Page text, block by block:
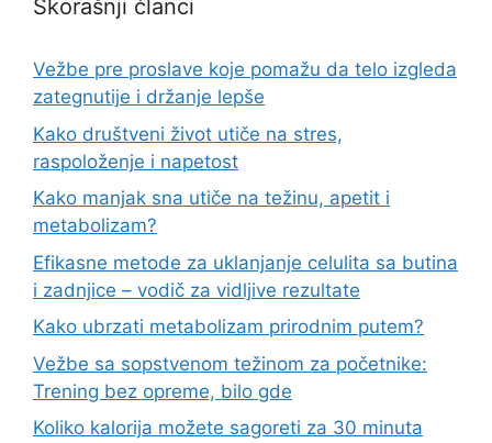
Skorašnji članci
Vežbe pre proslave koje pomažu da telo izgleda
zategnutije i držanje lepše
Kako društveni život utiče na stres,
raspoloženje i napetost
Kako manjak sna utiče na težinu, apetit i
metabolizam?
Efikasne metode za uklanjanje celulita sa butina
i zadnjice – vodič za vidljive rezultate
Kako ubrzati metabolizam prirodnim putem?
Vežbe sa sopstvenom težinom za početnike:
Trening bez opreme, bilo gde
Koliko kalorija možete sagoreti za 30 minuta